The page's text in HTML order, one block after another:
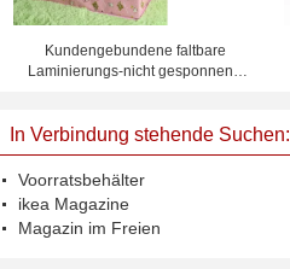
Kundengebundene faltbare
Laminierungs-nicht gesponnene
In Verbindung stehende Suchen:
Voorratsbehälter
ikea Magazine
Magazin im Freien